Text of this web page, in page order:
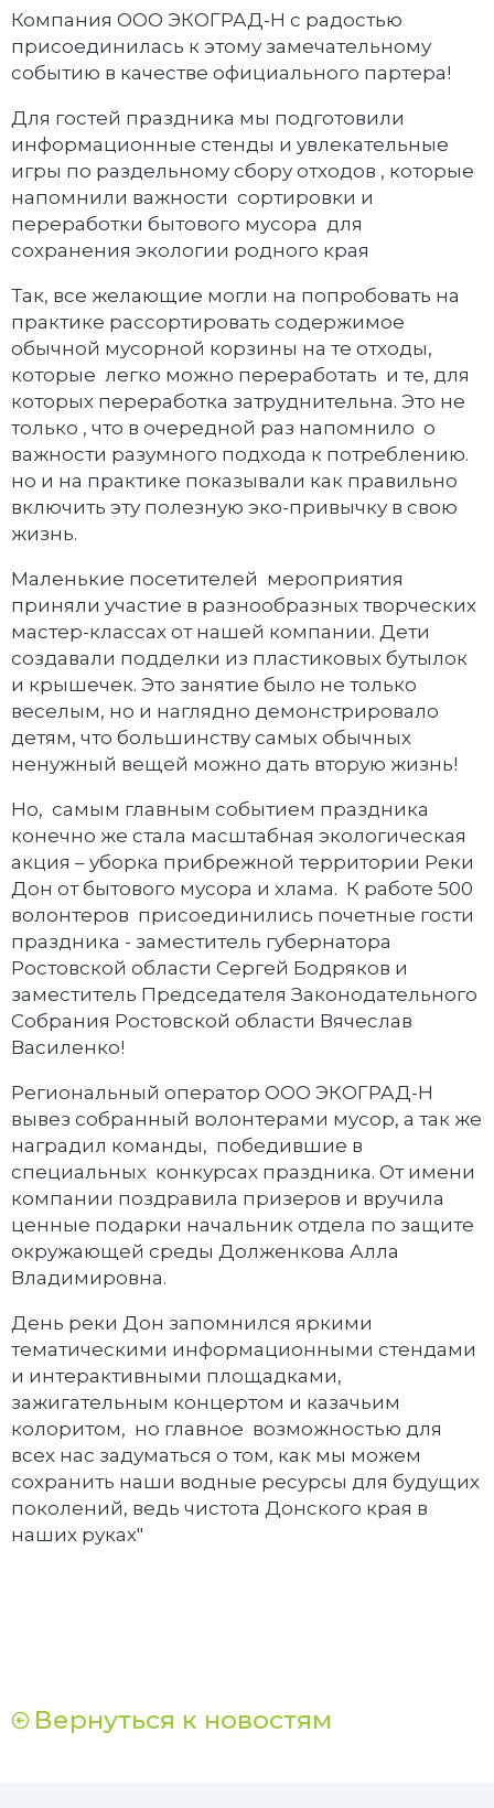
Компания ООО ЭКОГРАД-Н с радостью
присоединилась к этому замечательному
событию в качестве официального партера!
Для гостей праздника мы подготовили
информационные стенды и увлекательные
игры по раздельному сбору отходов , которые
напомнили важности сортировки и
переработки бытового мусора для
сохранения экологии родного края
Так, все желающие могли на попробовать на
практике рассортировать содержимое
обычной мусорной корзины на те отходы,
которые легко можно переработать и те, для
которых переработка затруднительна. Это не
только , что в очередной раз напомнило о
важности разумного подхода к потреблению.
но и на практике показывали как правильно
включить эту полезную эко-привычку в свою
жизнь.
Маленькие посетителей мероприятия
приняли участие в разнообразных творческих
мастер-классах от нашей компании. Дети
создавали подделки из пластиковых бутылок
и крышечек. Это занятие было не только
веселым, но и наглядно демонстрировало
детям, что большинству самых обычных
ненужный вещей можно дать вторую жизнь!
Но, самым главным событием праздника
конечно же стала масштабная экологическая
акция – уборка прибрежной территории Реки
Дон от бытового мусора и хлама. К работе 500
волонтеров присоединились почетные гости
праздника - заместитель губернатора
Ростовской области Сергей Бодряков и
заместитель Председателя Законодательного
Собрания Ростовской области Вячеслав
Василенко!
Региональный оператор ООО ЭКОГРАД-Н
вывез собранный волонтерами мусор, а так же
наградил команды, победившие в
специальных конкурсах праздника. От имени
компании поздравила призеров и вручила
ценные подарки начальник отдела по защите
окружающей среды Долженкова Алла
Владимировна.
День реки Дон запомнился яркими
тематическими информационными стендами
и интерактивными площадками,
зажигательным концертом и казачьим
колоритом, но главное возможностью для
всех нас задуматься о том, как мы можем
сохранить наши водные ресурсы для будущих
поколений, ведь чистота Донского края в
наших руках"
Вернуться к новостям